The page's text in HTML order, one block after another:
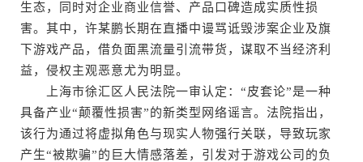
生态，同时对企业商业信誉、产品口碑造成实质性损
害。其中，许某鹏长期在直播中谩骂诋毁涉案企业及旗
下游戏产品，借负面黑流量引流带货，谋取不当经济利
益，侵权主观恶意尤为明显。
上海市徐汇区人民法院一审认定：“皮套论”是一种
具备产业“颠覆性损害”的新类型网络谣言。法院指出，
该行为通过将虚拟角色与现实人物强行关联，导致玩家
产生“被欺骗”的巨大情感落差，引发对于游戏公司的负